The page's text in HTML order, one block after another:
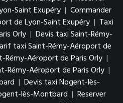
Saint Exupéry | Commander
de Lyon-Saint Exupéry | Taxi
Orly | Devis taxi Saint-Rémy-
taxi Saint-Rémy-Aéroport de
Rémy-Aéroport de Paris Orly |
Rémy-Aéroport de Paris Orly |
| Devis taxi Nogent-lès-
lès-Montbard | Reserver